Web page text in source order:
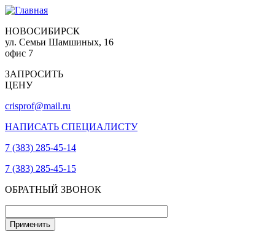
НОВОСИБИРСК
ул. Семьи Шамшиных, 16
офис 7
ЗАПРОСИТЬ
ЦЕНУ
crisprof@mail.ru
НАПИСАТЬ СПЕЦИАЛИСТУ
7 (383) 285-45-14
7 (383) 285-45-15
ОБРАТНЫЙ ЗВОНОК